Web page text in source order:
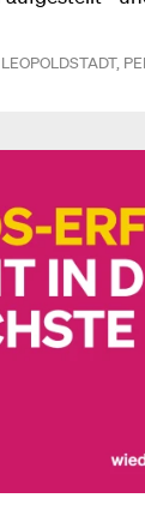
LEOPOLDSTADT,